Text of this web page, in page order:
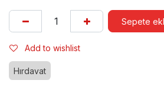
Sepete
Add to wishlist
Hırdavat